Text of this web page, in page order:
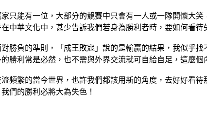
只能有一位，大部分的競賽中只會有一人或一隊開懷大
中華文化中，甚少告訴我們若身為勝利者時，要如何看待
對勝負的準則，「成王敗寇」說的是輸贏的結果，我似乎
勝利常是必然，也不需與外界交流就可自給自足，這麼
頻繁的當今世界，也許我們都該用新的角度，去好好看
們的勝利必將大為失色！